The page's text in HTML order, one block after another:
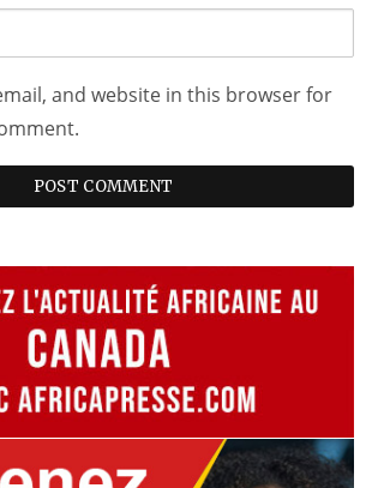
and website in this browser for